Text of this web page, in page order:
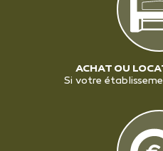
ACHAT OU
Si votre